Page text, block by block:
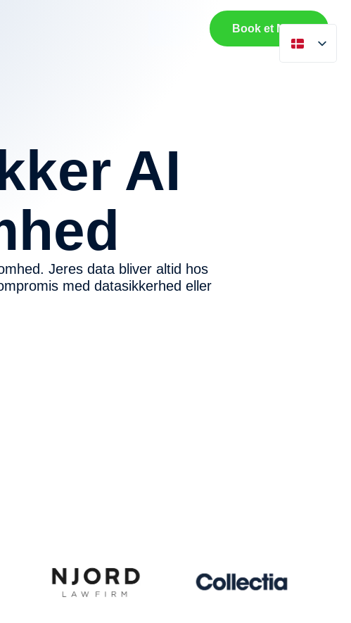
Book et Møde
AI
Jeres data bliver altid hos
med datasikkerhed eller